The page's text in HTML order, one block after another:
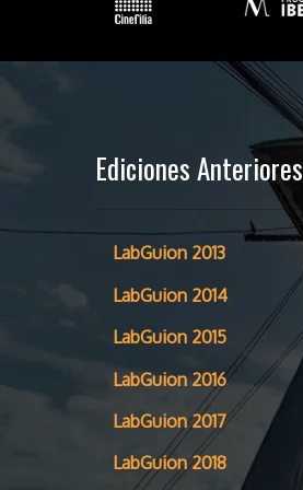
Ediciones Anteriores
LabGuion 2013
LabGuion 2014
LabGuion 2015
LabGuion 2016
LabGuion 2017
LabGuion 2018